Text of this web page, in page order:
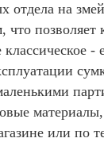
отдела на
что
-
или по